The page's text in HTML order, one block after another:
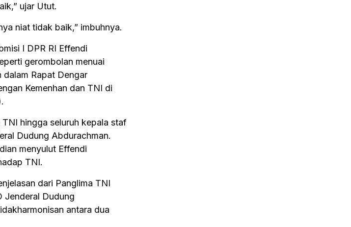
ujar Utut.
niat tidak baik,” imbuhnya.
I DPR RI Effendi
gerombolan menuai
Rapat Dengar
Kemenhan dan TNI di
hingga seluruh kepala staf
Dudung Abdurachman.
menyulut Effendi
TNI.
dari Panglima TNI
Jenderal Dudung
antara dua